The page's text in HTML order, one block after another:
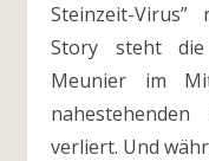
Steinzeit-
Story steht
Meunier im
verliert. Und